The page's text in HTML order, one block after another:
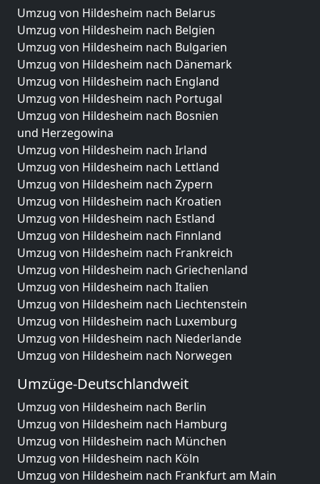
Umzug von Hildesheim nach Belarus
Umzug von Hildesheim nach Belgien
Umzug von Hildesheim nach Bulgarien
Umzug von Hildesheim nach Dänemark
Umzug von Hildesheim nach England
Umzug von Hildesheim nach Portugal
Umzug von Hildesheim nach Bosnien
und Herzegowina
Umzug von Hildesheim nach Irland
Umzug von Hildesheim nach Lettland
Umzug von Hildesheim nach Zypern
Umzug von Hildesheim nach Kroatien
Umzug von Hildesheim nach Estland
Umzug von Hildesheim nach Finnland
Umzug von Hildesheim nach Frankreich
Umzug von Hildesheim nach Griechenland
Umzug von Hildesheim nach Italien
Umzug von Hildesheim nach Liechtenstein
Umzug von Hildesheim nach Luxemburg
Umzug von Hildesheim nach Niederlande
Umzug von Hildesheim nach Norwegen
Umzüge-Deutschlandweit
Umzug von Hildesheim nach Berlin
Umzug von Hildesheim nach Hamburg
Umzug von Hildesheim nach München
Umzug von Hildesheim nach Köln
Umzug von Hildesheim nach Frankfurt am Main